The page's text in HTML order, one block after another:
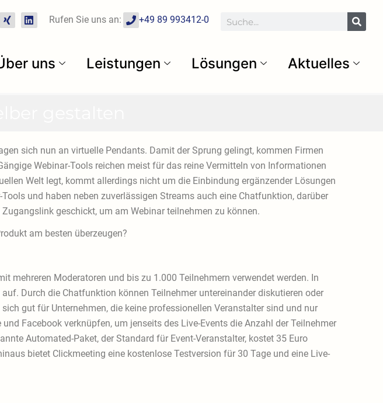
X
i
L
i
d
Rufen Sie uns an:
P
h
+49 89 993412-0 Suche
uns Leistungen Lösungen Aktuelles
sich nun an virtuelle Pendants. Damit der Sprung gelingt, kommen Firmen
Webinar-Tools reichen meist für das reine Vermitteln von Informationen
Welt legt, kommt allerdings nicht um die Einbindung ergänzender Lösungen
und haben neben zuverlässigen Streams auch eine Chatfunktion, darüber
geschickt, um am Webinar teilnehmen zu können.
am besten überzeugen?
Moderatoren und bis zu 1.000 Teilnehmern verwendet werden. In
Durch die Chatfunktion können Teilnehmer untereinander diskutieren oder
gut für Unternehmen, die keine professionellen Veranstalter sind und nur
Facebook verknüpfen, um jenseits des Live-Events die Anzahl der Teilnehmer
Automated-Paket, der Standard für Event-Veranstalter, kostet 35 Euro
bietet Clickmeeting eine kostenlose Testversion für 30 Tage und eine Live-